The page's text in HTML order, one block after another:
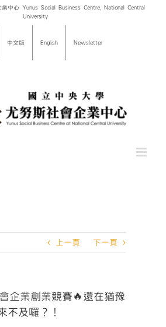
中心 Yunus Social Business Centre, National Central
University
中文版 English Newsletter
上一頁 下一頁
企業創業競賽🔥還在猶豫
不及囉？！